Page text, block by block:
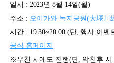
일시 : 2023년 8월 14일(월)
주소 : 오이가와 녹지공원(大堰川
시간 : 19:30~20:00 (단, 행사 이벤
공식 홈페이지
※우천 시에도 진행(단, 악천후 시